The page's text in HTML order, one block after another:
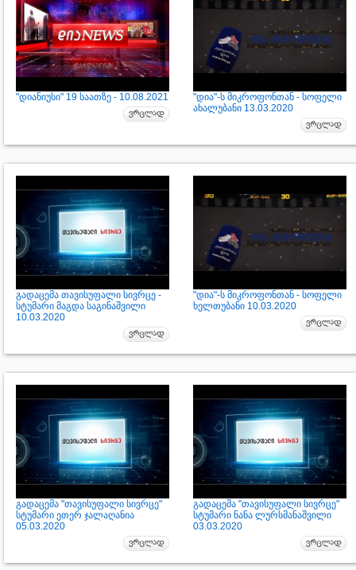
"დიანიუსი" 19 საათზე - 10.08.2021
"დია"-ს მიკროფონთან - სოფელი
ახალუბანი 13.03.2020
გადაცემა თავისუფალი სივრცე -
სტუმარი მაგდა საგინაშვილი
10.03.2020
"დია"-ს მიკროფონთან - სოფელი
ხელთუბანი 10.03.2020
გადაცემა "თავისუფალი სივრცე"
სტუმარი ეთერ ჯალაღანია
05.03.2020
გადაცემა "თავისუფალი სივრცე"
სტუმარი ნანა ლურსმანაშვილი
03.03.2020